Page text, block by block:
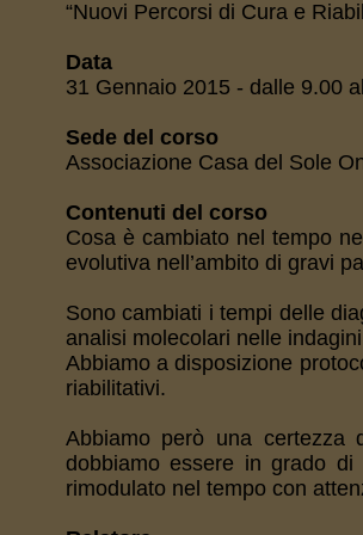
“Nuovi Percorsi di Cura e
Data
31 Gennaio 2015 - dalle 9.00
Sede del corso
Associazione Casa del Sole
Contenuti del corso
Cosa è cambiato nel tempo
evolutiva nell’ambito di gravi
Sono cambiati i tempi delle
analisi molecolari nelle
Abbiamo a disposizione
riabilitativi.
Abbiamo però una certezza
dobbiamo essere in grado
rimodulato nel tempo con